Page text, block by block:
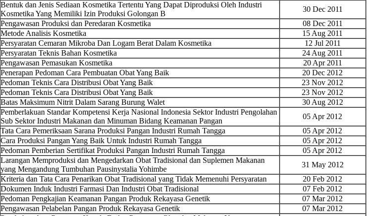
Bentuk dan Jenis Sediaan Kosmetika Tertentu Yang Dapat Diproduksi Oleh Industri
Kosmetika Yang Memiliki Izin Produksi Golongan B
30 Dec 2011
Pengawasan Produksi dan Peredaran Kosmetika
08 Dec 2011
Metode Analisis Kosmetika
15 Aug 2011
Persyaratan Cemaran Mikroba Dan Logam Berat Dalam Kosmetika
12 Jul 2011
Persyaratan Teknis Bahan Kosmetika
24 Aug 2011
Pengawasan Pemasukan Kosmetika
20 Apr 2011
Penerapan Pedoman Cara Pembuatan Obat Yang Baik
20 Dec 2012
Pedoman Teknis Cara Distribusi Obat Yang Baik
23 Nov 2012
Pedoman Teknis Cara Distribusi Obat Yang Baik
23 Nov 2012
Batas Maksimum Nitrit Dalam Sarang Burung Walet
30 Aug 2012
Pemberlakuan Standar Kompetensi Kerja Nasional Indonesia Sektor Industri Pengolahan
Sub Sektor Industri Makanan dan Minuman Bidang Keamanan Pangan
05 Apr 2012
Tata Cara Pemeriksaan Sarana Produksi Pangan Industri Rumah Tangga
05 Apr 2012
Cara Produksi Pangan Yang Baik Untuk Industri Rumah Tangga
05 Apr 2012
Pedoman Pemberian Sertifikat Produksi Pangan Industri Rumah Tangga
05 Apr 2012
Larangan Memproduksi dan Mengedarkan Obat Tradisional dan Suplemen Makanan
yang Mengandung Tumbuhan Pausinystalia Yohimbe
31 May 2012
Kriteria dan Tata Cara Penarikan Obat Tradisional yang Tidak Memenuhi Persyaratan
20 Feb 2012
Dokumen Induk Industri Farmasi Dan Industri Obat Tradisional
07 Feb 2012
Pedoman Pengkajian Keamanan Pangan Produk Rekayasa Genetik
07 Mar 2012
Pengawasan Pelabelan Pangan Produk Rekayasa Genetik
07 Mar 2012